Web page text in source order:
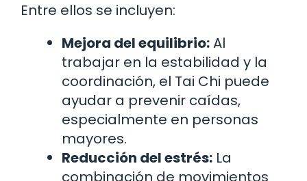
Entre ellos se incluyen:
Mejora del equilibrio:Al
trabajar en la estabilidad y la
coordinación, el Tai Chi puede
ayudar a prevenir caídas,
especialmente en personas
mayores.
Reducción del estrés: La
combinación de movimientos